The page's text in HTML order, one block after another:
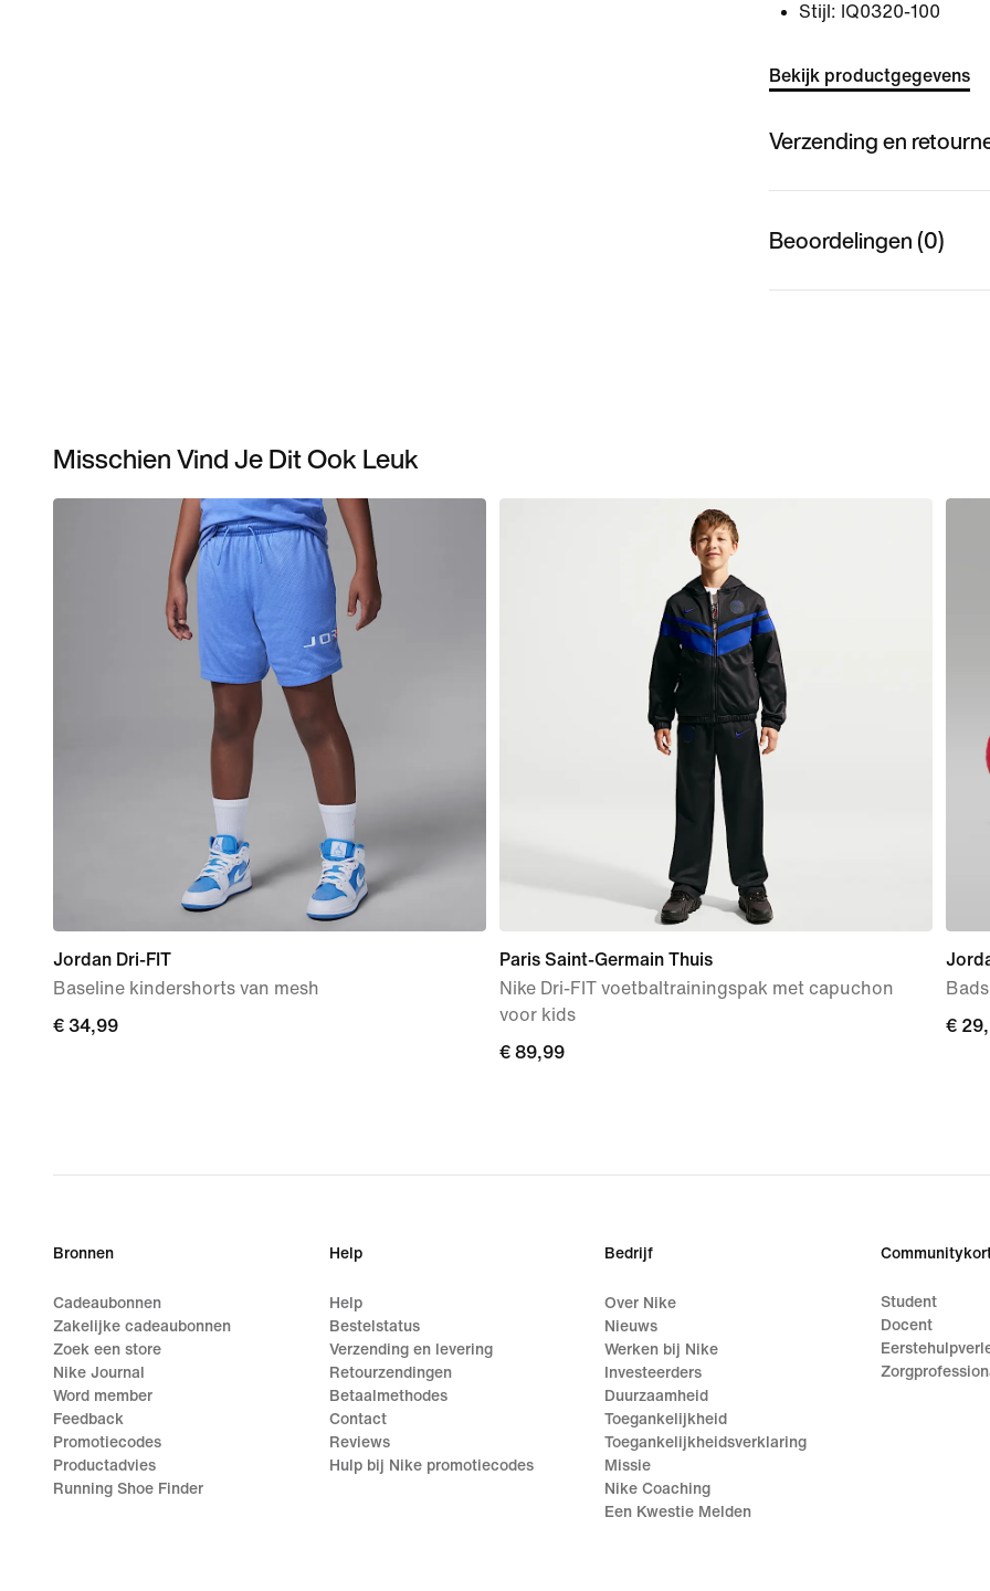
Stijl: IQ0320-100
Bekijk productgegevens
Verzending en
Beoordelingen (0)
Misschien Vind Je Dit Ook Leuk
Jordan Dri-FIT
Baseline kindershorts van mesh
€ 34,99
€ 34,99
Paris Saint-Germain Thuis
Nike Dri-FIT voetbaltrainingspak met capuchon
voor kids
€ 89,99
€ 89,99
€
€
Bronnen
Cadeaubonnen
Zakelijke cadeaubonnen
Zoek een store
Nike Journal
Word member
Feedback
Promotiecodes
Productadvies
Running Shoe Finder
Help
Help
Bestelstatus
Verzending en levering
Retourzendingen
Betaalmethodes
Contact
Reviews
Hulp bij Nike promotiecodes
Bedrijf
Over Nike
Nieuws
Werken bij Nike
Investeerders
Duurzaamheid
Toegankelijkheid
Toegankelijkheidsverklaring
Missie
Nike Coaching
Een Kwestie Melden
Student
Docent